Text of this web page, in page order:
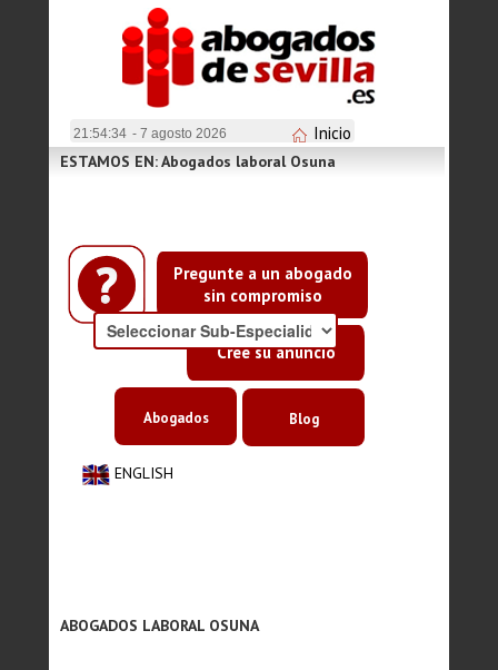
21:54:34 - 7 agosto 2026 Inicio
Pregunte a un abogado
sin compromiso
Cree su anuncio
ESTAMOS EN: Abogados laboral Osuna
ENGLISH
Abogados Blog
ABOGADOS LABORAL OSUNA